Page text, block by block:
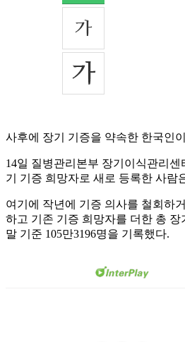
사후에 장기 기증을 약속한 한국인
14일 질병관리본부 장기이식관리
기 기증 희망자로 새로 등록한 사람
여기에 작년에 기증 의사를 철회하
하고 기존 기증 희망자를 더한 총 장
말 기준 105만3196명을 기록했다.